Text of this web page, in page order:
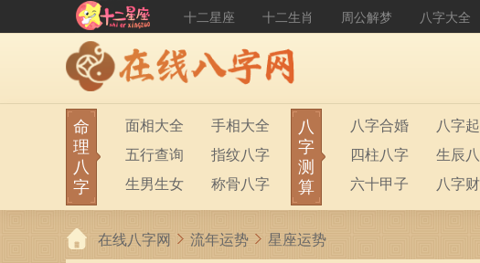
十二星座 十二生肖 周公解梦 八字大全
命
理
八
字
面相大全
手相大全
五行查询
指纹八字
生男生女
称骨八字
八
字
测
算
八字合婚
八字
四柱八字
生辰
六十甲子
八字
在线八字网 流年运势 星座运势